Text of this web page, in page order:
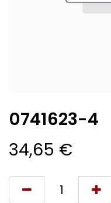
0741623-4
34,65 €